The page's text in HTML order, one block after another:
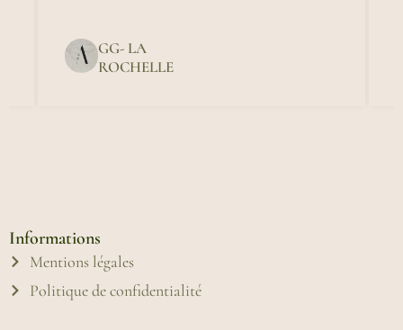
GG- LA
ROCHELLE
Informations
Mentions légales
Politique de confidentialité